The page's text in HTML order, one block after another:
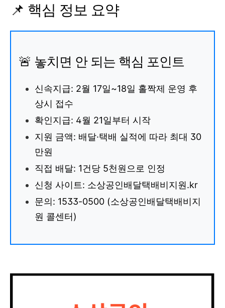
📌 핵심 정보 요약
🚨 놓치면 안 되는 핵심 포인트
신속지급: 2월 17일~18일 홀짝제 운영 후
상시 접수
확인지급: 4월 21일부터 시작
지원 금액: 배달·택배 실적에 따라 최대 30
만원
직접 배달: 1건당 5천원으로 인정
신청 사이트: 소상공인배달택배비지원.kr
문의: 1533-0500 (소상공인배달택배비지
원 콜센터)